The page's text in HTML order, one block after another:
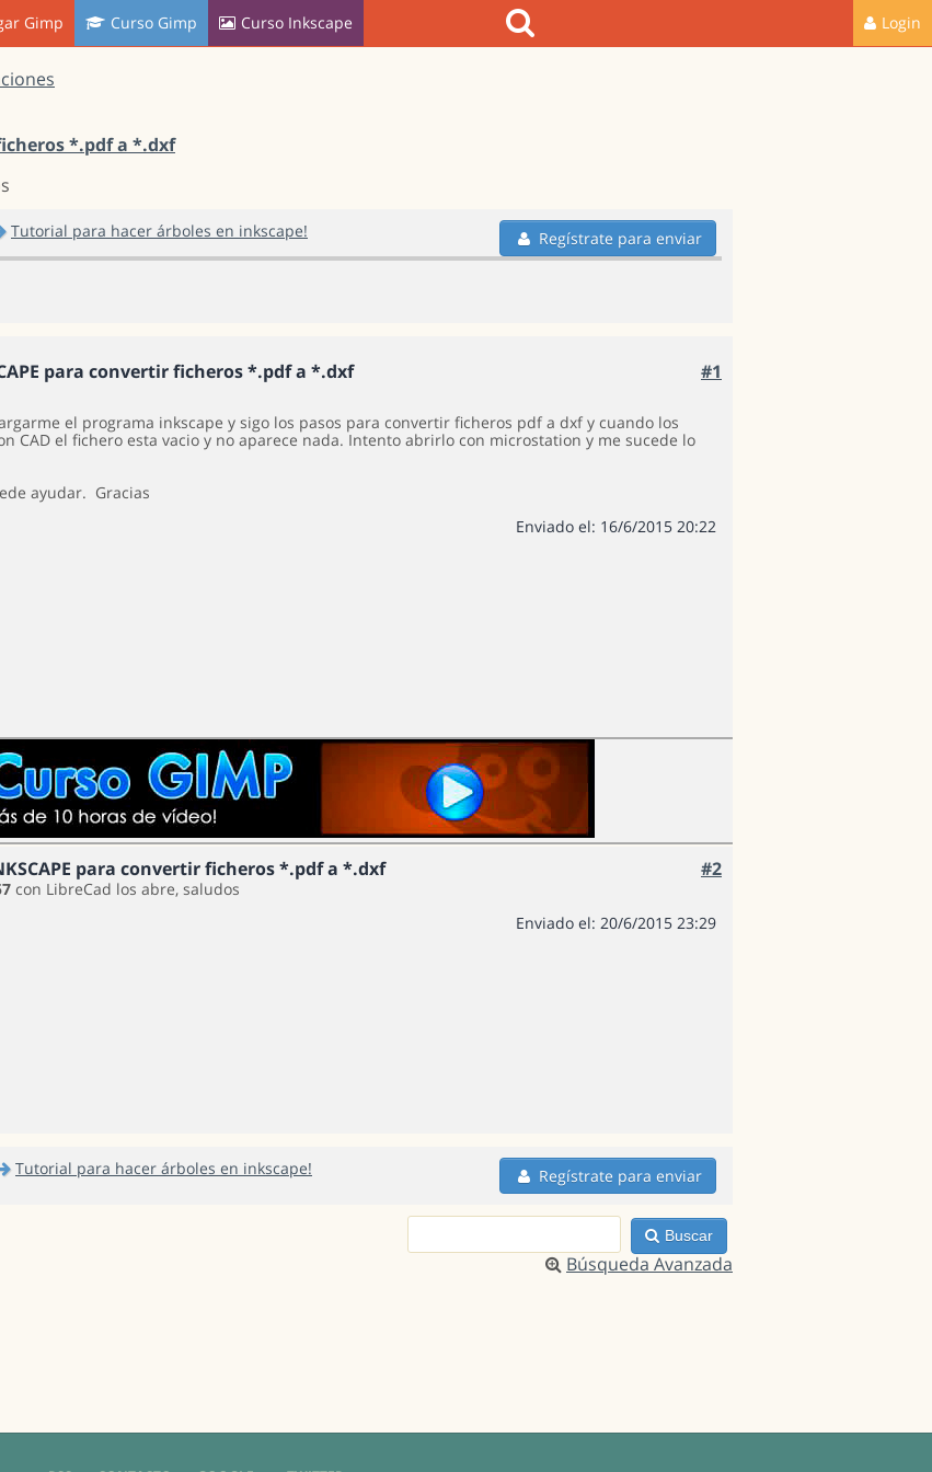
Gimp Curso Gimp Curso Inkscape Login
*.pdf a *.dxf
Tutorial para hacer árboles en inkscape! Regístrate para enviar
para convertir ficheros *.pdf a *.dxf #1
el programa inkscape y sigo los pasos para convertir ficheros pdf a dxf y cuando los
CAD el fichero esta vacio y no aparece nada. Intento abrirlo con microstation y me sucede lo
ayudar. Gracias
Enviado el: 16/6/2015 20:22
para convertir ficheros *.pdf a *.dxf #2
con LibreCad los abre, saludos
Enviado el: 20/6/2015 23:29
Tutorial para hacer árboles en inkscape! Regístrate para enviar
Buscar
Búsqueda Avanzada